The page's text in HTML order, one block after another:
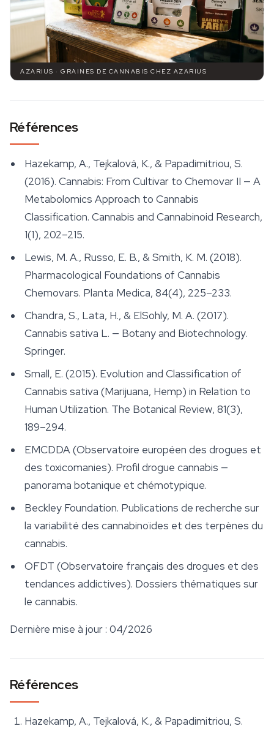
AZARIUS · GRAINES DE CANNABIS CHEZ AZARIUS
Références
Hazekamp, A., Tejkalová, K., & Papadimitriou, S.
(2016). Cannabis: From Cultivar to Chemovar II — A
Metabolomics Approach to Cannabis
Classification. Cannabis and Cannabinoid Research,
1(1), 202–215.
Lewis, M. A., Russo, E. B., & Smith, K. M. (2018).
Pharmacological Foundations of Cannabis
Chemovars. Planta Medica, 84(4), 225–233.
Chandra, S., Lata, H., & ElSohly, M. A. (2017).
Cannabis sativa L. — Botany and Biotechnology.
Springer.
Small, E. (2015). Evolution and Classification of
Cannabis sativa (Marijuana, Hemp) in Relation to
Human Utilization. The Botanical Review, 81(3),
189–294.
EMCDDA (Observatoire européen des drogues et
des toxicomanies). Profil drogue cannabis —
panorama botanique et chémotypique.
Beckley Foundation. Publications de recherche sur
la variabilité des cannabinoïdes et des terpènes du
cannabis.
OFDT (Observatoire français des drogues et des
tendances addictives). Dossiers thématiques sur
le cannabis.
Dernière mise à jour : 04/2026
Références
Hazekamp, A., Tejkalová, K., & Papadimitriou, S.